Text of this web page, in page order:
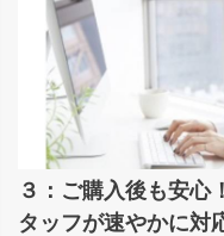
３：ご購入後も安心
タッフが速やかに対